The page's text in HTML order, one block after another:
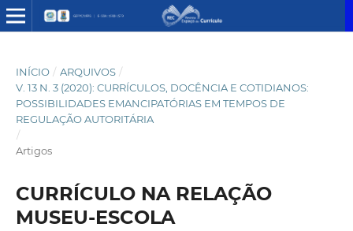
INÍCIO / ARQUIVOS /
V. 13 N. 3 (2020): CURRÍCULOS, DOCÊNCIA E COTIDIANOS:
POSSIBILIDADES EMANCIPATÓRIAS EM TEMPOS DE
REGULAÇÃO AUTORITÁRIA
/
Artigos
CURRÍCULO NA RELAÇÃO
MUSEU-ESCOLA